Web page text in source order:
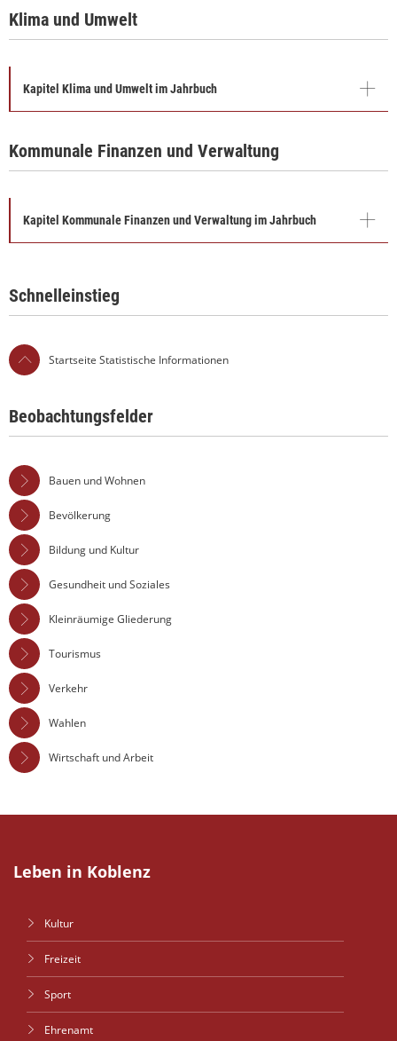
Klima und Umwelt
Kapitel Klima und Umwelt im Jahrbuch
Kommunale Finanzen und Verwaltung
Kapitel Kommunale Finanzen und Verwaltung im Jahrbuch
Schnelleinstieg
Startseite Statistische Informationen
Beobachtungsfelder
Bauen und Wohnen
Bevölkerung
Bildung und Kultur
Gesundheit und Soziales
Kleinräumige Gliederung
Tourismus
Verkehr
Wahlen
Wirtschaft und Arbeit
Leben in Koblenz
Kultur
Freizeit
Sport
Ehrenamt